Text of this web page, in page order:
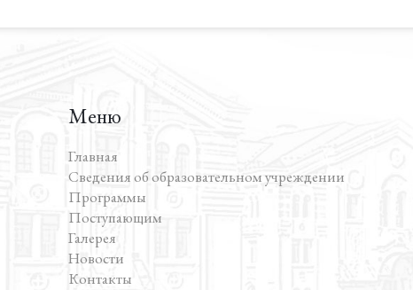
Меню
Главная
Сведения об образовательном учреждении
Программы
Поступающим
Галерея
Новости
Контакты